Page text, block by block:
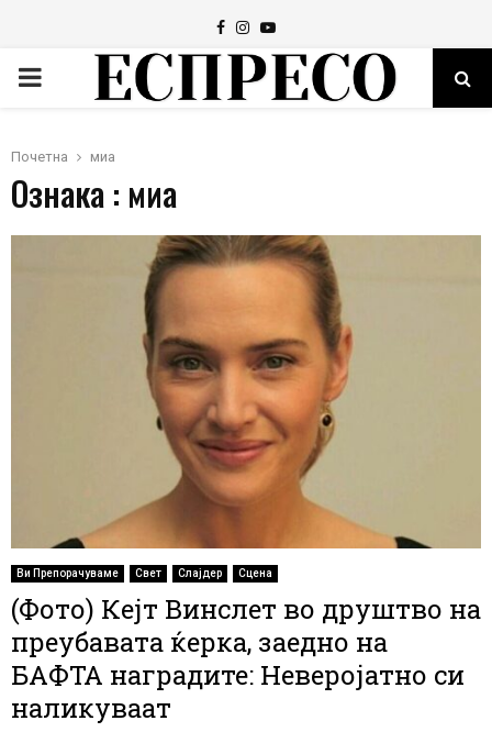
Facebook
Instagram
Youtube
PRIMARY
Почетна миа
Ознака : миа
Ви Препорачуваме Свет Слајдер Сцена
(Фото) Кејт Винслет во друштво на
преубавата ќерка, заедно на
БАФТА наградите: Неверојатно си
наликуваат